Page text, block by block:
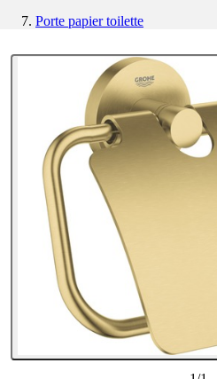
Porte papier toilette